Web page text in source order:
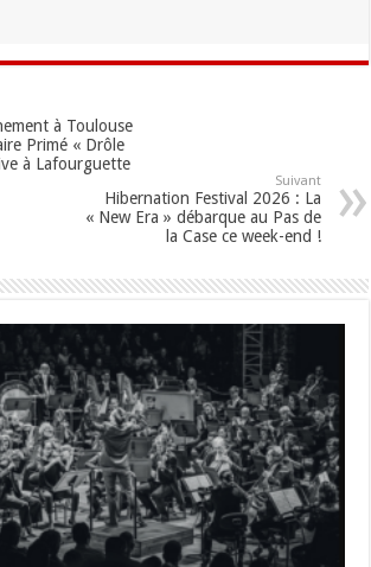
à Toulouse
Primé « Drôle
à Lafourguette
Suivant
Hibernation Festival 2026 : La
« New Era » débarque au Pas de
la Case ce week-end !